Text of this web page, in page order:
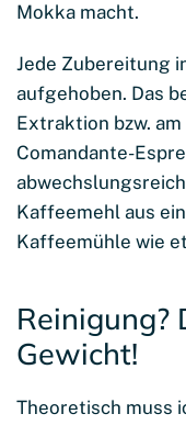
Mokka macht.
Jede Zubereitung
aufgehoben. Das
Extraktion bzw. am
Comandante-
Kaffeemehl aus
Kaffeemühle wie
Reinigung?
Gewicht!
Theoretisch muss